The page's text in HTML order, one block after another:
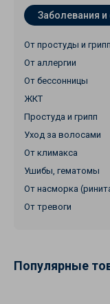
Заболевания
От простуды и
От аллергии
От бессонницы
ЖКТ
Простуда и грипп
Уход за волосами
От климакса
Ушибы, гематомы
От насморка
От тревоги
Популярные